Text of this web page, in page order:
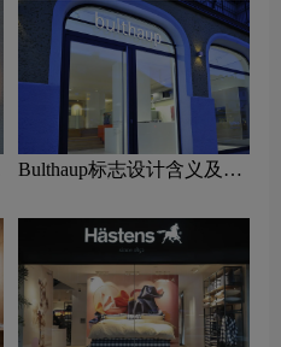
Bulthaup标志设计含义及家